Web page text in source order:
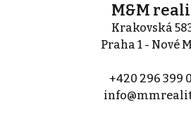
M&M
Krakovská
Praha 1 - Nové
+420 296 399